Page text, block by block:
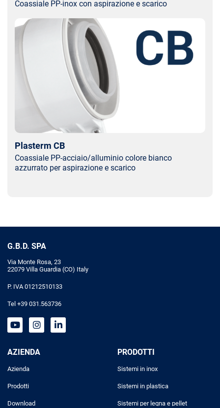
Coassiale PP-inox con aspirazione e scarico
Plasterm CB
Coassiale PP-acciaio/alluminio colore bianco
azzurrato per aspirazione e scarico
G.B.D. SPA
Via Monte Rosa, 23
22079 Villa Guardia (CO) Italy
P. IVA 01212510133
Tel +39 031.563736
AZIENDA
Azienda
Prodotti
Download
PRODOTTI
Sistemi in inox
Sistemi in plastica
Sistemi per legna e pellet